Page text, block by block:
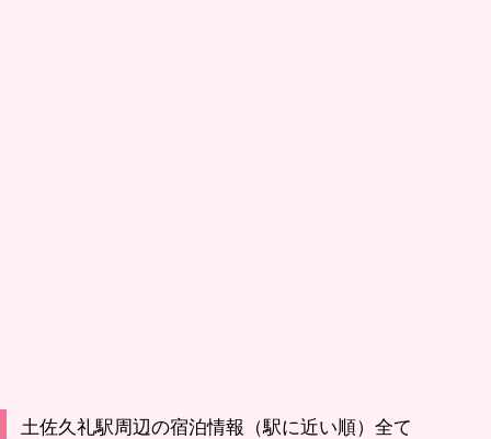
土佐久礼駅周辺の宿泊情報（駅に近い順）全て